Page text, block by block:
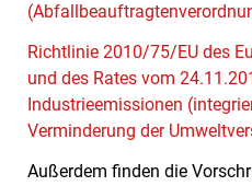
Richtlinie 2010/75/EU des
und des Rates vom
Industrieemissionen
Verminderung der
Außerdem finden die